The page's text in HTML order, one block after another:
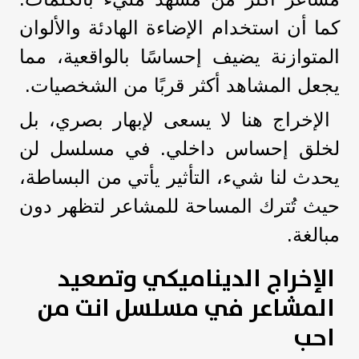
كما أن استخدام الإضاءة الهادئة والألوان
المتوازنة يضيف إحساسًا بالواقعية، مما
يجعل المشاهد أكثر قربًا من الشخصيات.
الإخراج هنا لا يسعى لإبهار بصري، بل
لخلق إحساس داخلي. في مسلسل لن
يحدث لنا شيء، التأثير يأتي من البساطة،
حيث تُترك المساحة للمشاعر لتظهر دون
مبالغة.
الإخراج الديناميكي وتصعيد
المشاعر في مسلسل انت من
احب